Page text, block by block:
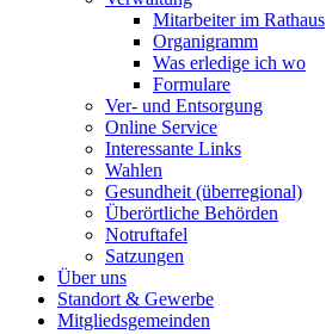
Mitarbeiter im Rathaus
Organigramm
Was erledige ich wo
Formulare
Ver- und Entsorgung
Online Service
Interessante Links
Wahlen
Gesundheit (überregional)
Überörtliche Behörden
Notruftafel
Satzungen
Über uns
Standort & Gewerbe
Mitgliedsgemeinden